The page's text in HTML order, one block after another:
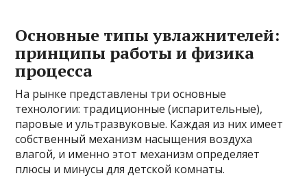
Основные типы увлажнителей:
принципы работы и физика
процесса
На рынке представлены три основные
технологии: традиционные (испарительные),
паровые и ультразвуковые. Каждая из них имеет
собственный механизм насыщения воздуха
влагой, и именно этот механизм определяет
плюсы и минусы для детской комнаты.